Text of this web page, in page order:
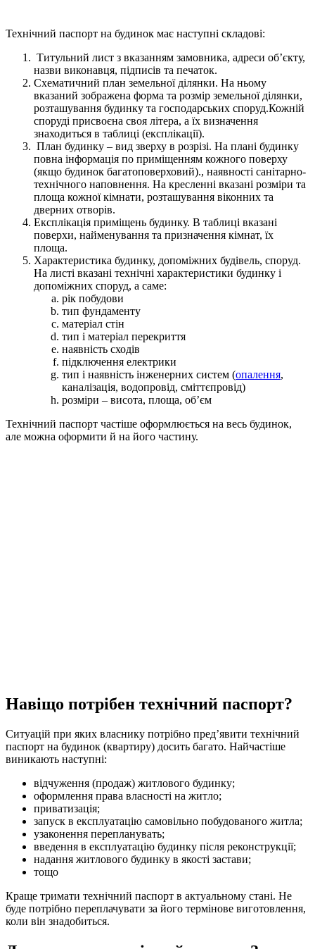
Технічний паспорт на будинок має наступні складові:
Титульний лист з вказанням замовника, адреси об’єкту,
назви виконавця, підписів та печаток.
Схематичний план земельної ділянки. На ньому
вказаний зображена форма та розмір земельної ділянки,
розташування будинку та господарських споруд.Кожній
споруді присвоєна своя літера, а їх визначення
знаходиться в таблиці (експлікації).
План будинку – вид зверху в розрізі. На плані будинку
повна інформація по приміщенням кожного поверху
(якщо будинок багатоповерховий)., наявності санітарно-
технічного наповнення. На кресленні вказані розміри та
площа кожної кімнати, розташування віконних та
дверних отворів.
Експлікація приміщень будинку. В таблиці вказані
поверхи, найменування та призначення кімнат, їх
площа.
Характеристика будинку, допоміжних будівель, споруд.
На листі вказані технічні характеристики будинку і
допоміжних споруд, а саме:
рік побудови
тип фундаменту
матеріал стін
тип і матеріал перекриття
наявність сходів
підключення електрики
тип і наявність інженерних систем (опалення,
каналізація, водопровід, сміттєпровід)
розміри – висота, площа, об’єм
Технічний паспорт частіше оформлюється на весь будинок,
але можна оформити й на його частину.
Навіщо потрібен технічний паспорт?
Ситуацій при яких власнику потрібно пред’явити технічний
паспорт на будинок (квартиру) досить багато. Найчастіше
виникають наступні:
відчуження (продаж) житлового будинку;
оформлення права власності на житло;
приватизація;
запуск в експлуатацію самовільно побудованого житла;
узаконення перепланувать;
введення в експлуатацію будинку після реконструкції;
надання житлового будинку в якості застави;
тощо
Краще тримати технічний паспорт в актуальному стані. Не
буде потрібно переплачувати за його термінове виготовлення,
коли він знадобиться.